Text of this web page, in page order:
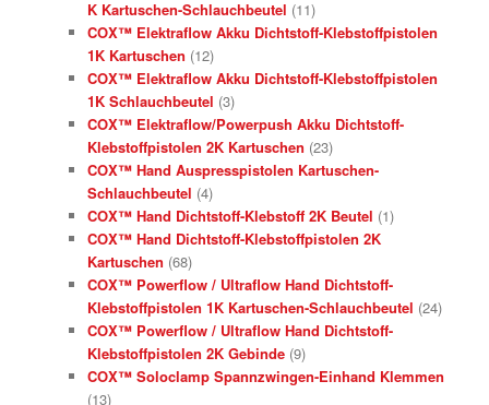
K Kartuschen-Schlauchbeutel (11)
COX™ Elektraflow Akku Dichtstoff-Klebstoffpistolen
1K Kartuschen (12)
COX™ Elektraflow Akku Dichtstoff-Klebstoffpistolen
1K Schlauchbeutel (3)
COX™ Elektraflow/Powerpush Akku Dichtstoff-
Klebstoffpistolen 2K Kartuschen (23)
COX™ Hand Auspresspistolen Kartuschen-
Schlauchbeutel (4)
COX™ Hand Dichtstoff-Klebstoff 2K Beutel (1)
COX™ Hand Dichtstoff-Klebstoffpistolen 2K
Kartuschen (68)
COX™ Powerflow / Ultraflow Hand Dichtstoff-
Klebstoffpistolen 1K Kartuschen-Schlauchbeutel (24)
COX™ Powerflow / Ultraflow Hand Dichtstoff-
Klebstoffpistolen 2K Gebinde (9)
COX™ Soloclamp Spannzwingen-Einhand Klemmen
(13)